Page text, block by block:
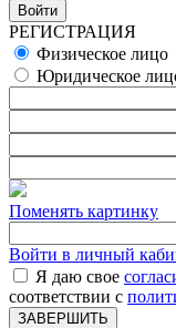
РЕГИСТРАЦИЯ
Физическое лицо
Юридическое
Поменять картинку
Войти в личный
Я даю свое
соответствии с